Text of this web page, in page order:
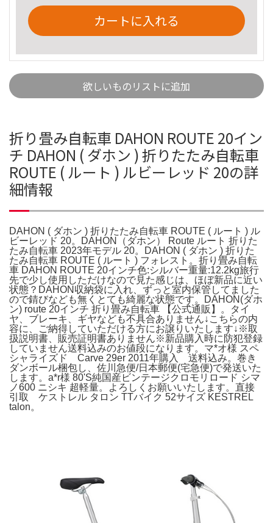
カートに入れる
欲しいものリストに追加
折り畳み自転車 DAHON ROUTE 20イン
チ DAHON ( ダホン ) 折りたたみ自転車
ROUTE ( ルート ) ルビーレッド 20の詳
細情報
DAHON ( ダホン ) 折りたたみ自転車 ROUTE ( ルート ) ル
ビーレッド 20。DAHON（ダホン） Route ルート 折りた
たみ自転車 2023年モデル 20。DAHON ( ダホン ) 折りた
たみ自転車 ROUTE ( ルート ) フォレスト。折り畳み自転
車 DAHON ROUTE 20インチ色:シルバー重量:12.2kg旅行
先で少し使用しただけなので見た感じは、ほぼ新品に近い
状態？DAHON収納袋に入れ、ずっと室内保管してました
ので錆びなども無くとても綺麗な状態です。DAHON(ダホ
ン) route 20インチ 折り畳み自転車 【公式通販】。タイ
ヤ、ブレーキ、ギヤなども不具合ありません↓こちらの内
容に、ご納得していただける方にお譲りいたします↓※取
扱説明書、販売証明書ありません※新品購入時に防犯登録
していません送料込みのお値段になります。マ*オ様 スペ
シャライズド Carve 29er 2011年購入 送料込み。巻き
ダンボール梱包し、佐川急便/日本郵便(宅急便)で発送いた
します。a*r様 80'S純国産ビンテージクロモリロード シマ
ノ600 ニシキ 超軽量。よろしくお願いいたします。直接
引取 ケストレル タロン TTバイク 52サイズ KESTREL
talon。